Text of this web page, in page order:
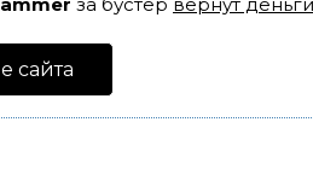
сайта